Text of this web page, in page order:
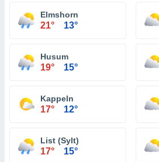
Elmshorn
21° 13°
Husum
19° 15°
Kappeln
17° 12°
List (Sylt)
17° 15°